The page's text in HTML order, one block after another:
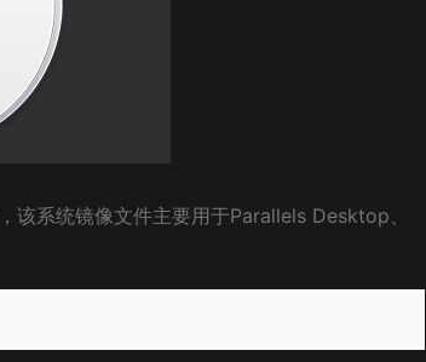
该系统镜像文件主要用于Parallels Desktop、